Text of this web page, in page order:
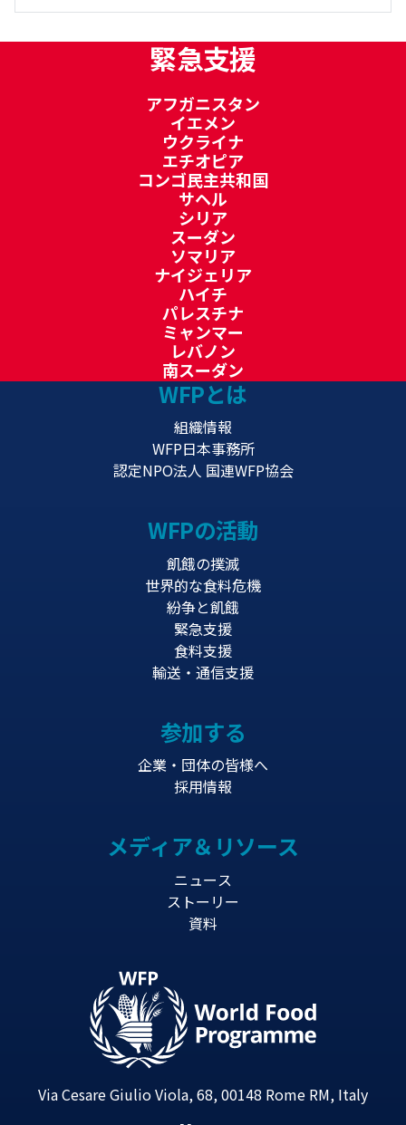
緊急支援
アフガニスタン
イエメン
ウクライナ
エチオピア
コンゴ民主共和国
サヘル
シリア
スーダン
ソマリア
ナイジェリア
ハイチ
パレスチナ
ミャンマー
レバノン
南スーダン
WFPとは
組織情報
WFP日本事務所
認定NPO法人 国連WFP協会
WFPの活動
飢餓の撲滅
世界的な食料危機
紛争と飢餓
緊急支援
食料支援
輸送・通信支援
参加する
企業・団体の皆様へ
採用情報
メディア＆リソース
ニュース
ストーリー
資料
Via Cesare Giulio Viola, 68, 00148 Rome RM, Italy